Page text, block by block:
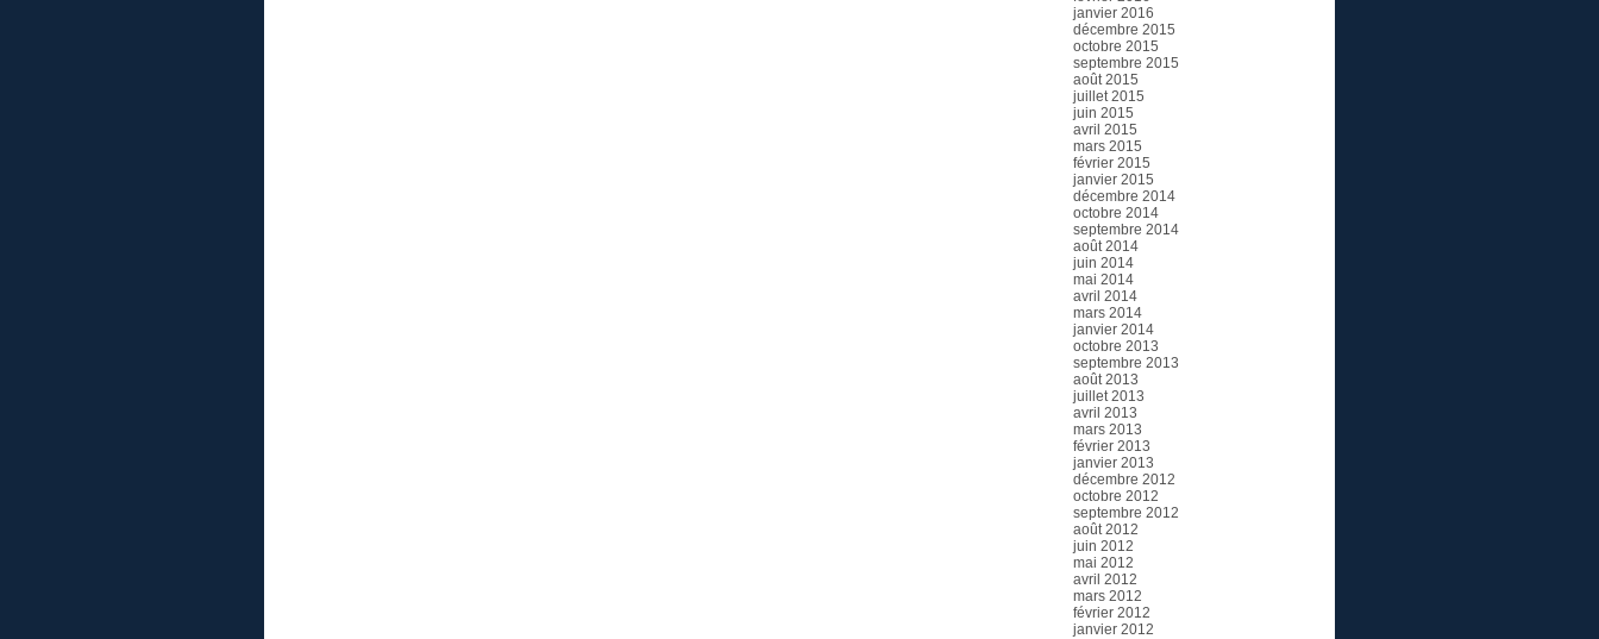
janvier 2016
décembre 2015
octobre 2015
septembre 2015
août 2015
juillet 2015
juin 2015
avril 2015
mars 2015
février 2015
janvier 2015
décembre 2014
octobre 2014
septembre 2014
août 2014
juin 2014
mai 2014
avril 2014
mars 2014
janvier 2014
octobre 2013
septembre 2013
août 2013
juillet 2013
avril 2013
mars 2013
février 2013
janvier 2013
décembre 2012
octobre 2012
septembre 2012
août 2012
juin 2012
mai 2012
avril 2012
mars 2012
février 2012
janvier 2012